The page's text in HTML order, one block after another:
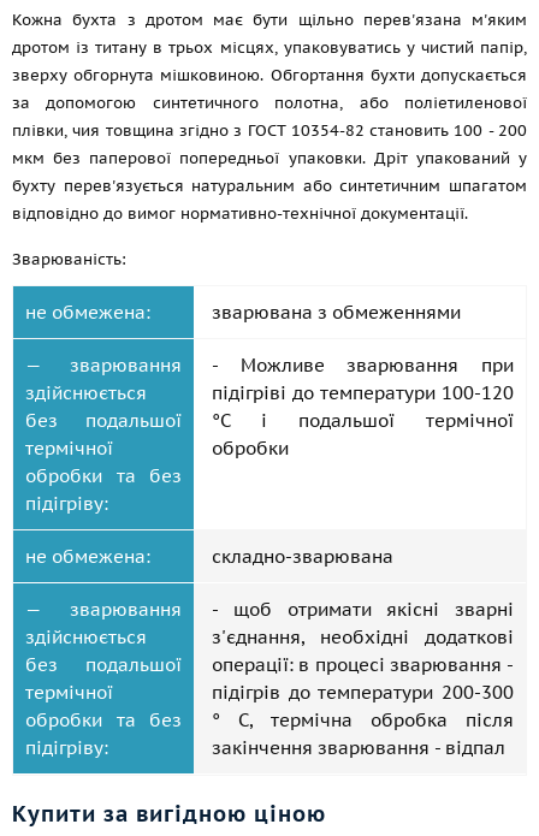
Кожна бухта з дротом має бути щільно перев'язана м'яким
дротом із титану в трьох місцях, упаковуватись у чистий папір,
зверху обгорнута мішковиною. Обгортання бухти допускається
за допомогою синтетичного полотна, або поліетиленової
плівки, чия товщина згідно з ГОСТ 10354-82 становить 100 - 200
мкм без паперової попередньої упаковки. Дріт упакований у
бухту перев'язується натуральним або синтетичним шпагатом
відповідно до вимог нормативно-технічної документації.
Зварюваність:
не обмежена: зварювана з обмеженнями
— зварювання
здійснюється
без подальшої
термічної
обробки та без
підігріву:
- Можливе зварювання при
підігріві до температури 100-120
°C і подальшої термічної
обробки
не обмежена: складно-зварювана
— зварювання
здійснюється
без подальшої
термічної
обробки та без
підігріву:
- щоб отримати якісні зварні
з'єднання, необхідні додаткові
операції: в процесі зварювання -
підігрів до температури 200-300
° C, термічна обробка після
закінчення зварювання - відпал
Купити за вигідною ціною